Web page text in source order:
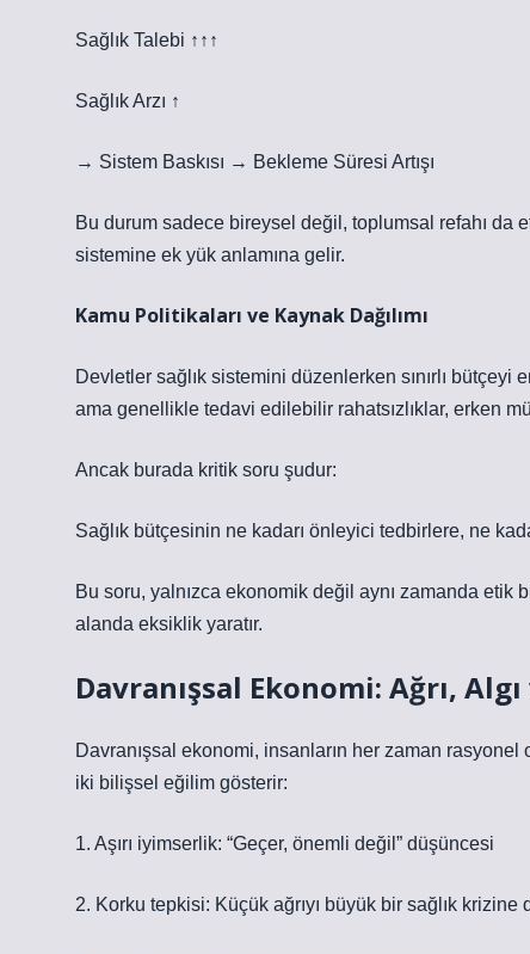
Sağlık Talebi ↑↑↑
Sağlık Arzı ↑
→ Sistem Baskısı → Bekleme Süresi Artışı
Bu durum sadece bireysel değil, toplumsal refahı da
sistemine ek yük anlamına gelir.
Kamu Politikaları ve Kaynak Dağılımı
Devletler sağlık sistemini düzenlerken sınırlı bütçeyi
ama genellikle tedavi edilebilir rahatsızlıklar, erken
Ancak burada kritik soru şudur:
Sağlık bütçesinin ne kadarı önleyici tedbirlere, ne
Bu soru, yalnızca ekonomik değil aynı zamanda
alanda eksiklik yaratır.
Davranışsal Ekonomi: Ağrı,
Davranışsal ekonomi, insanların her zaman rasyonel
iki bilişsel eğilim gösterir:
1. Aşırı iyimserlik: “Geçer, önemli değil” düşüncesi
2. Korku tepkisi: Küçük ağrıyı büyük bir sağlık krizine